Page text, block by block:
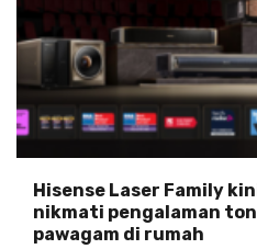
Hisense Laser Family
nikmati pengalaman
pawagam di rumah